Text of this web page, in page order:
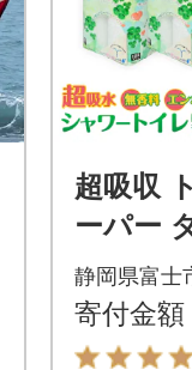
超吸収
ーパー
ルふん
香料 シ
バー 日
静岡県富士
寄付金額